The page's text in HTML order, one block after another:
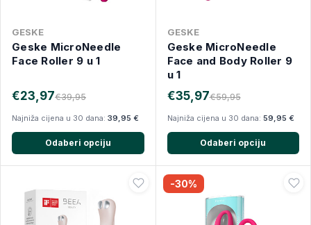
GESKE
Geske MicroNeedle
Face Roller 9 u 1
€39,95
€23,97
Najniža cijena u 30 dana: 39,95 €
Odaberi opciju
GESKE
Geske MicroNeedle
Face and Body Roller 9
u 1
€59,95
€35,97
Najniža cijena u 30 dana: 59,95 €
Odaberi opciju
-30%